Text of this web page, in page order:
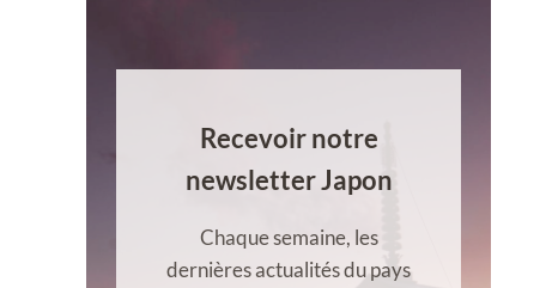
Recevoir notre
newsletter Japon
Chaque semaine, les
dernières actualités du pays